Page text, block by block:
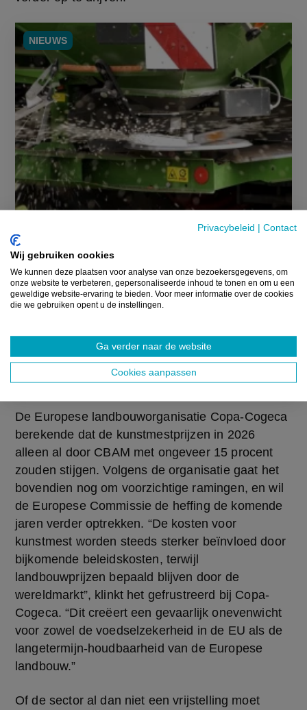
Privacybeleid | Contact
Wij gebruiken cookies
We kunnen deze plaatsen voor analyse van onze bezoekersgegevens, om
onze website te verbeteren, gepersonaliseerde inhoud te tonen en om u een
geweldige website-ervaring te bieden. Voor meer informatie over de cookies
die we gebruiken opent u de instellingen.
Ga verder naar de website
Cookies aanpassen
NIEUWS
meststoffen nu de invoer met 80 procent
keldert
18 FEBRUARI 2026
De Europese landbouworganisatie Copa-Cogeca
berekende dat de kunstmestprijzen in 2026
alleen al door CBAM met ongeveer 15 procent
zouden stijgen. Volgens de organisatie gaat het
bovendien nog om voorzichtige ramingen, en wil
de Europese Commissie de heffing de komende
jaren verder optrekken. “De kosten voor
kunstmest worden steeds sterker beïnvloed door
bijkomende beleidskosten, terwijl
landbouwprijzen bepaald blijven door de
wereldmarkt”, klinkt het gefrustreerd bij Copa-
Cogeca. “Dit creëert een gevaarlijk onevenwicht
voor zowel de voedselzekerheid in de EU als de
langetermijn-houdbaarheid van de Europese
landbouw.”
Of de sector al dan niet een vrijstelling moet